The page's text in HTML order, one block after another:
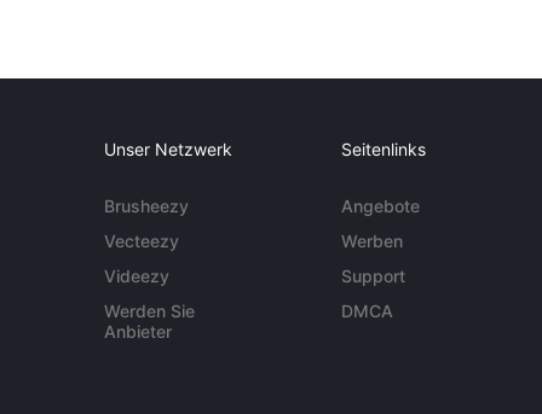
Unser Netzwerk
Brusheezy
Vecteezy
Videezy
Werden Sie
Anbieter
Seitenlinks
Angebote
Werben
Support
DMCA